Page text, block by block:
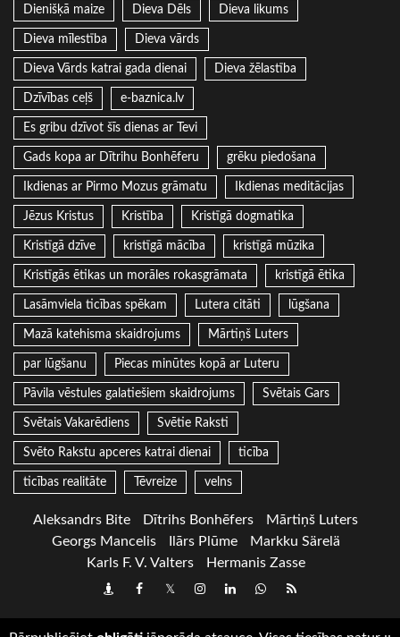
Dienišķā maize Dieva Dēls Dieva likums
Dieva mīlestība Dieva vārds
Dieva Vārds katrai gada dienai Dieva žēlastība
Dzīvības ceļš e-baznica.lv
Es gribu dzīvot šīs dienas ar Tevi
Gads kopa ar Dītrihu Bonhēferu grēku piedošana
Ikdienas ar Pirmo Mozus grāmatu Ikdienas meditācijas
Jēzus Kristus Kristība Kristīgā dogmatika
Kristīgā dzīve kristīgā mācība kristīgā mūzika
Kristīgās ētikas un morāles rokasgrāmata kristīgā ētika
Lasāmviela ticības spēkam Lutera citāti lūgšana
Mazā katehisma skaidrojums Mārtiņš Luters
par lūgšanu Piecas minūtes kopā ar Luteru
Pāvila vēstules galatiešiem skaidrojums Svētais Gars
Svētais Vakarēdiens Svētie Raksti
Svēto Rakstu apceres katrai dienai ticība
ticības realitāte Tēvreize velns
Aleksandrs Bite Dītrihs Bonhēfers
Mārtiņš Luters
Georgs Mancelis
Ilārs Plūme
Markku Särelä
Karls F. V. Valters
Hermanis Zasse
DraugiemFacebook
TwitterInstagram
LinkedInwhatsapp
RSS